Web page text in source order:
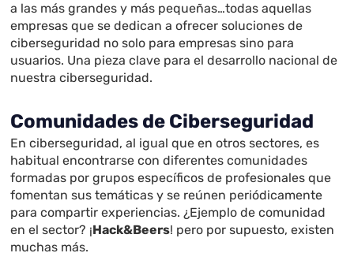
a las más grandes y más pequeñas…todas aquellas
empresas que se dedican a ofrecer soluciones de
ciberseguridad no solo para empresas sino para
usuarios. Una pieza clave para el desarrollo nacional de
nuestra ciberseguridad.
Comunidades de Ciberseguridad
En ciberseguridad, al igual que en otros sectores, es
habitual encontrarse con diferentes comunidades
formadas por grupos específicos de profesionales que
fomentan sus temáticas y se reúnen periódicamente
para compartir experiencias. ¿Ejemplo de comunidad
en el sector? ¡Hack&Beers! pero por supuesto, existen
muchas más.